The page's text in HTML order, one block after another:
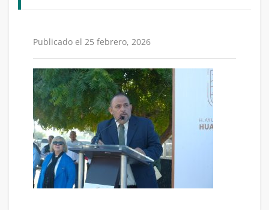
Publicado el 25 febrero, 2026